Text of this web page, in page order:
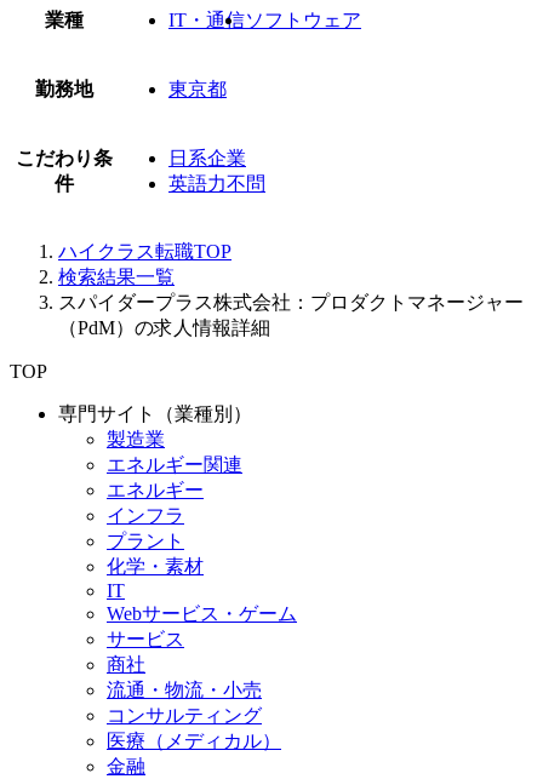
業種 IT・通信ソフトウェア
勤務地 東京都
こだわり条
件
日系企業
英語力不問
ハイクラス転職TOP
検索結果一覧
スパイダープラス株式会社：プロダクトマネージャー
（PdM）の求人情報詳細
TOP
専門サイト（業種別）
製造業
エネルギー関連
エネルギー
インフラ
プラント
化学・素材
IT
Webサービス・ゲーム
サービス
商社
流通・物流・小売
コンサルティング
医療（メディカル）
金融